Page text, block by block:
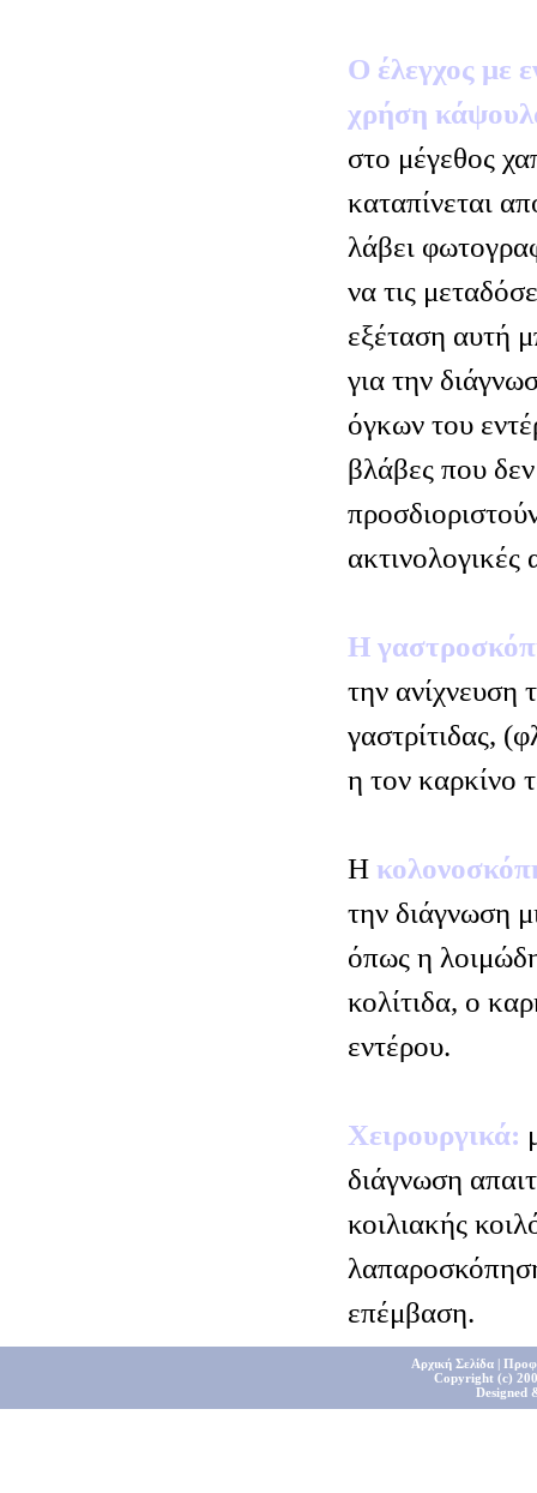
Ο έλεγχος με
χρήση
στο μέγεθος
καταπίνεται
λάβει
να τις
εξέταση αυτή
για την
όγκων του
βλάβες που
ακτινολογικές
Η
την ανίχνευση
γαστρίτιδας,
η τον καρκίνο
Η
την διάγνωση
όπως η
κολίτιδα, ο
εντέρου.
Χειρουργικά:
διάγνωση
κοιλιακής
επέμβαση.
Αρχική Σελίδα|
Copyright (c)
Designed